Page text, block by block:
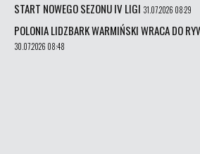
START NOWEGO SEZONU IV LIGI 31.07.2026 08:29
POLONIA LIDZBARK WARMIŃSKI WRACA DO
30.07.2026 08:48